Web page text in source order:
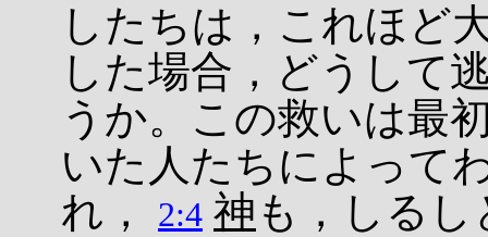
したちは，これほど
した場合，どうして
うか。この救いは最
いた人たちによって
れ，
2:4 神 も，しる